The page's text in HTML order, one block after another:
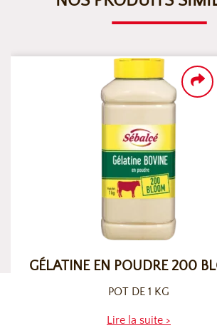
GÉLATINE EN POUDRE 200
POT DE 1 KG
Lire la suite >